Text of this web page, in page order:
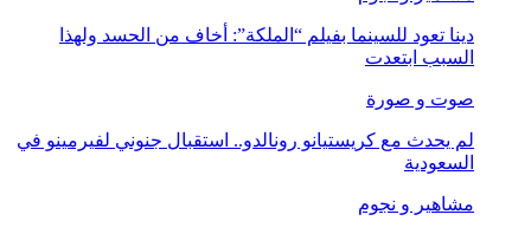
دينا تعود للسينما بفيلم “الملكة”: أخاف من الحسد ولهذا
السبب ابتعدت
صوت و صورة
لم يحدث مع كريستيانو رونالدو.. استقبال جنوني لفيرمينو في
السعودية
مشاهير و نجوم